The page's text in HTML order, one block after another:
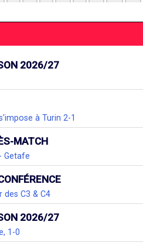
2026/27
à Turin 2-1
MATCH
Getafe
des C3 & C4
2026/27
1-0